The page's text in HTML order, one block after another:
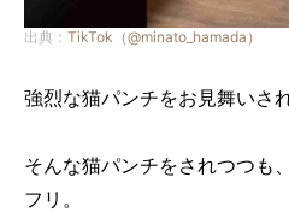
出典： TikTok（@minato_hamada）
強烈な猫パンチをお見舞いさ
そんな猫パンチをされつつも
フリ。